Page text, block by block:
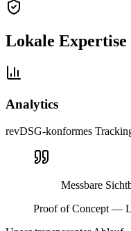
Lokale
Analytics
revDSG-konformes
Messbare
Proof of Concept —